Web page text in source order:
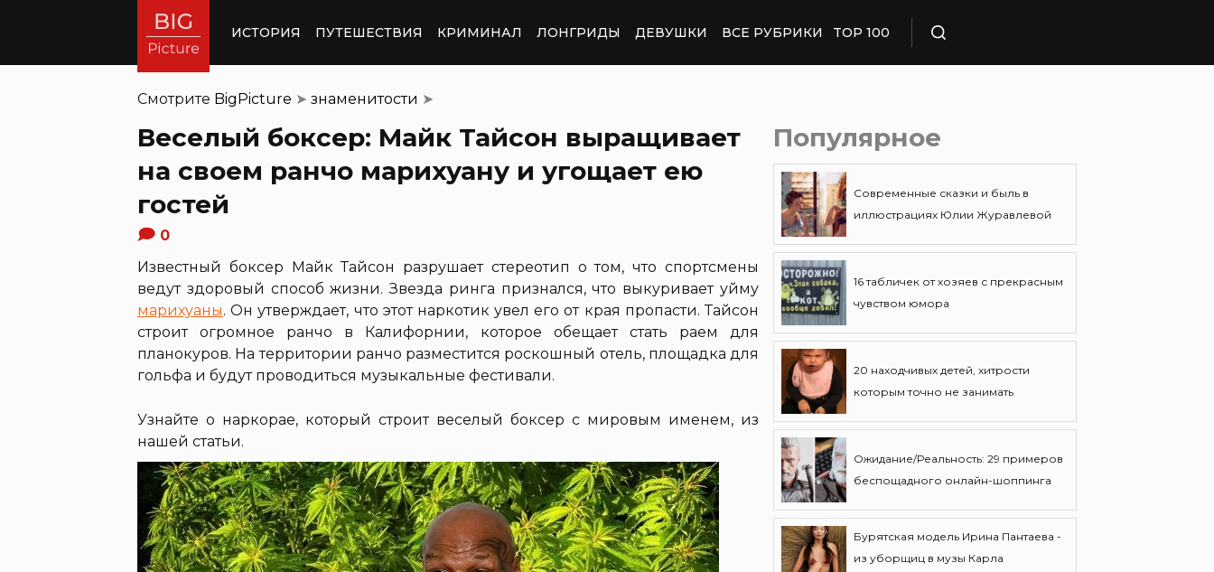
ИСТОРИЯ ПУТЕШЕСТВИЯ КРИМИНАЛ ЛОНГРИДЫ ДЕВУШКИ ВСЕ РУБРИКИ TOP 100
Смотрите BigPicture ➤ знаменитости ➤
Веселый боксер: Майк Тайсон выращивает
на своем ранчо марихуану и угощает ею
гостей
0
Известный боксер Майк Тайсон разрушает стереотип о том, что спортсмены
ведут здоровый способ жизни. Звезда ринга признался, что выкуривает уйму
марихуаны. Он утверждает, что этот наркотик увел его от края пропасти. Тайсон
строит огромное ранчо в Калифорнии, которое обещает стать раем для
планокуров. На территории ранчо разместится роскошный отель, площадка для
гольфа и будут проводиться музыкальные фестивали.
Узнайте о наркорае, который строит веселый боксер с мировым именем, из
нашей статьи.
Популярное
Современные сказки и быль в
иллюстрациях Юлии Журавлевой
16 табличек от хозяев с прекрасным
чувством юмора
20 находчивых детей, хитрости
которым точно не занимать
Ожидание/Реальность: 29 примеров
беспощадного онлайн-шоппинга
Бурятская модель Ирина Пантаева -
из уборщиц в музы Карла